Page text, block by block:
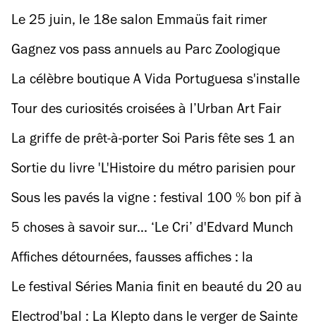
Le 25 juin, le 18e salon Emmaüs fait rimer
solidarité et bonnes affaires
Gagnez vos pass annuels au Parc Zoologique
La célèbre boutique A Vida Portuguesa s'installe
un mois à la Trésorerie
Tour des curiosités croisées à l’Urban Art Fair
2017
La griffe de prêt-à-porter Soi Paris fête ses 1 an
avec un chouette pop-up store
Sortie du livre 'L'Histoire du métro parisien pour
les nuls'
Sous les pavés la vigne : festival 100 % bon pif à
la Bellevilloise
5 choses à savoir sur... ‘Le Cri’ d'Edvard Munch
Affiches détournées, fausses affiches : la
campagne présidentielle sur les murs de Paris
Le festival Séries Mania finit en beauté du 20 au
23 avril
Electrod'bal : La Klepto dans le verger de Sainte